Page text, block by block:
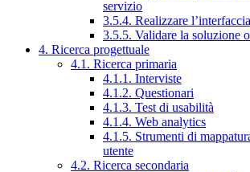
servizio
3.5.4. Realizzare
3.5.5. Validare la soluzione
4. Ricerca progettuale
4.1. Ricerca primaria
4.1.1. Interviste
4.1.2. Questionari
4.1.3. Test di usabilità
4.1.4. Web analytics
4.1.5. Strumenti di
utente
4.2. Ricerca secondaria